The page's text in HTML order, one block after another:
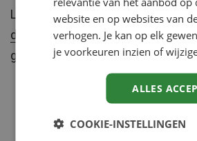
Lees het volledige artikel
de zzp’er, op weg naar duurzame
gepubliceerd opTijdschrift voor
website en op websites van
verhogen. Je kan op elk
je voorkeuren inzien of
ALLES
COOKIE-INSTELLINGEN